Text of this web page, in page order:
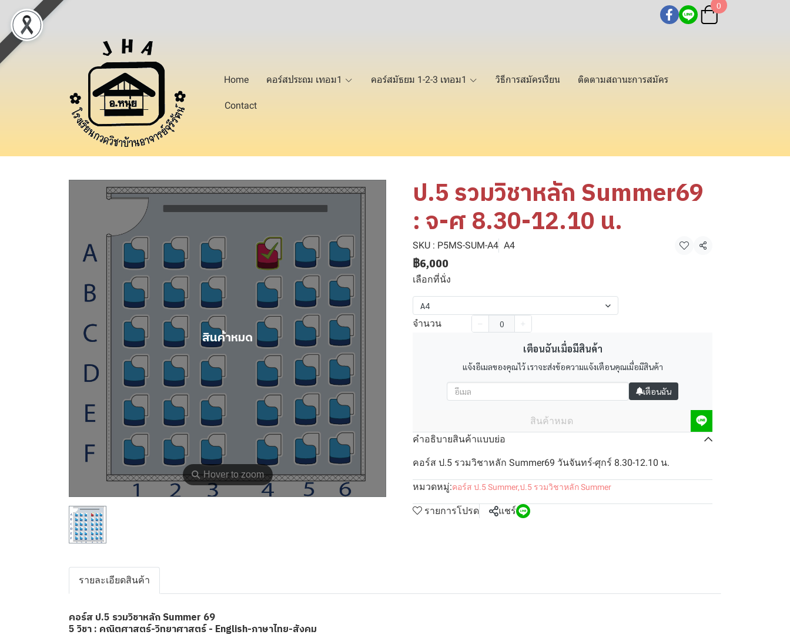
0
Home คอร์สประถม เทอม1 คอร์สมัธยม 1-2-3 เทอม1 วิธีการสมัครเรียน ติดตามสถานะการสมัคร
Contact
⚲Hover to zoom
สินค้าหมด
ป.5 รวมวิชาหลัก Summer69
: จ-ศ 8.30-12.10 น.
SKU : P5MS-SUM-A4 A4 แชร์
฿6,000
เลือกที่นั่ง
A4
จำนวน
เตือนฉันเมื่อมีสินค้า
แจ้งอีเมลของคุณไว้ เราจะส่งข้อความแจ้งเตือนคุณเมื่อมีสินค้า
เตือนฉัน
สินค้าหมด
คำอธิบายสินค้าแบบย่อ
คอร์ส ป.5 รวมวิชาหลัก Summer69 วันจันทร์-ศุกร์ 8.30-12.10 น.
หมวดหมู่:คอร์ส ป.5 Summer,ป.5 รวมวิชาหลัก Summer
รายการโปรด แชร์
รายละเอียดสินค้า
คอร์ส ป.5 รวมวิชาหลัก Summer 69
5 วิชา : คณิตศาสตร์-วิทยาศาสตร์ - English-ภาษาไทย-สังคม